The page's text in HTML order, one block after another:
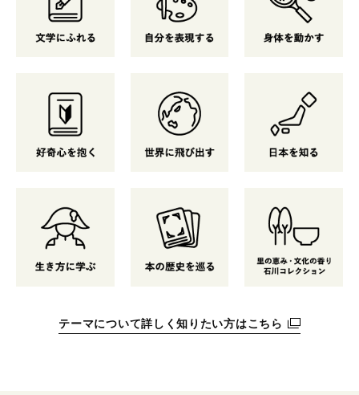
テーマについて詳しく知りたい方はこちら